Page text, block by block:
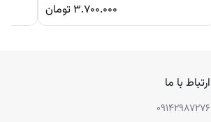
۳.۷۰۰.۰۰۰ تومان
ارتباط با ما
۰۹۱۴۲۹۸۷۲۷۶